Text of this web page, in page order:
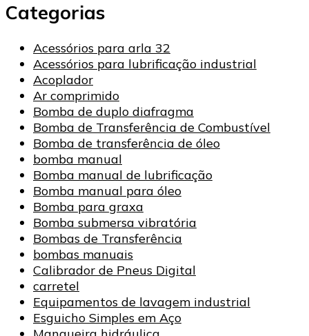
Categorias
Acessórios para arla 32
Acessórios para lubrificação industrial
Acoplador
Ar comprimido
Bomba de duplo diafragma
Bomba de Transferência de Combustível
Bomba de transferência de óleo
bomba manual
Bomba manual de lubrificação
Bomba manual para óleo
Bomba para graxa
Bomba submersa vibratória
Bombas de Transferência
bombas manuais
Calibrador de Pneus Digital
carretel
Equipamentos de lavagem industrial
Esguicho Simples em Aço